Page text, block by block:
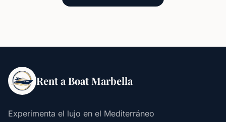
Rent a Boat Marbella
Experimenta el lujo en el Mediterráneo